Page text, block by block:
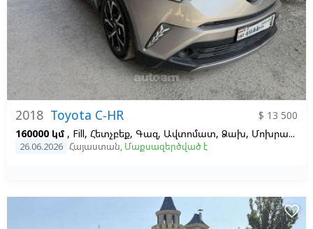
2018 Toyota C-HR
$ 13 500
160000 կմ , Fill, Հետչբեք, Գազ, Ավտոմատ, Ձախ, Մոխրագույն
26.06.2026 Հայաստան, Մաքսազերծված է
favorite_border